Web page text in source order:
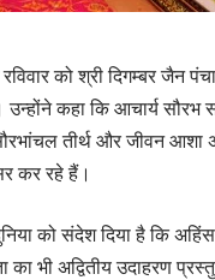
को श्री दिगम्बर
कहा कि आचार्य
तीर्थ और जीवन
कर रहे हैं।
को संदेश दिया है कि
भी अद्वितीय उदाहरण